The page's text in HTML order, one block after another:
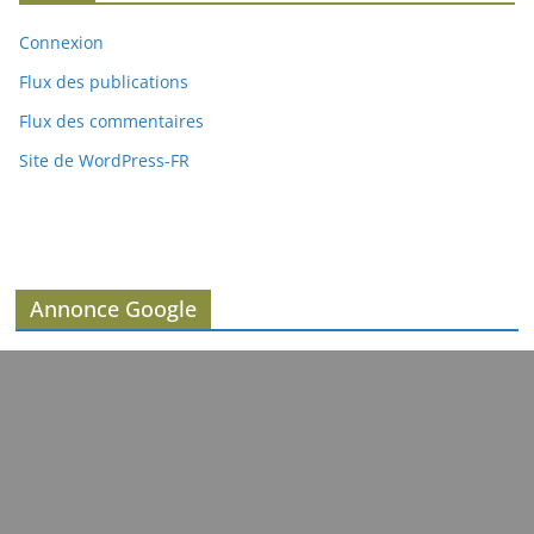
Connexion
Flux des publications
Flux des commentaires
Site de WordPress-FR
Annonce Google